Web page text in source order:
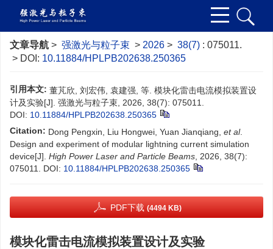
文章导航 > 强激光与粒子束 > 2026 > 38(7) : 075011.
> DOI: 10.11884/HPLPB202638.250365
引用本文: 董芃欣, 刘宏伟, 袁建强, 等. 模块化雷击电流模拟装置设
计及实验[J]. 强激光与粒子束, 2026, 38(7): 075011.
DOI: 10.11884/HPLPB202638.250365
Citation: Dong Pengxin, Liu Hongwei, Yuan Jianqiang, et al.
Design and experiment of modular lightning current simulation
device[J]. High Power Laser and Particle Beams , 2026, 38(7):
075011. DOI: 10.11884/HPLPB202638.250365
PDF下载 (4494 KB)
模块化雷击电流模拟装置设计及实验